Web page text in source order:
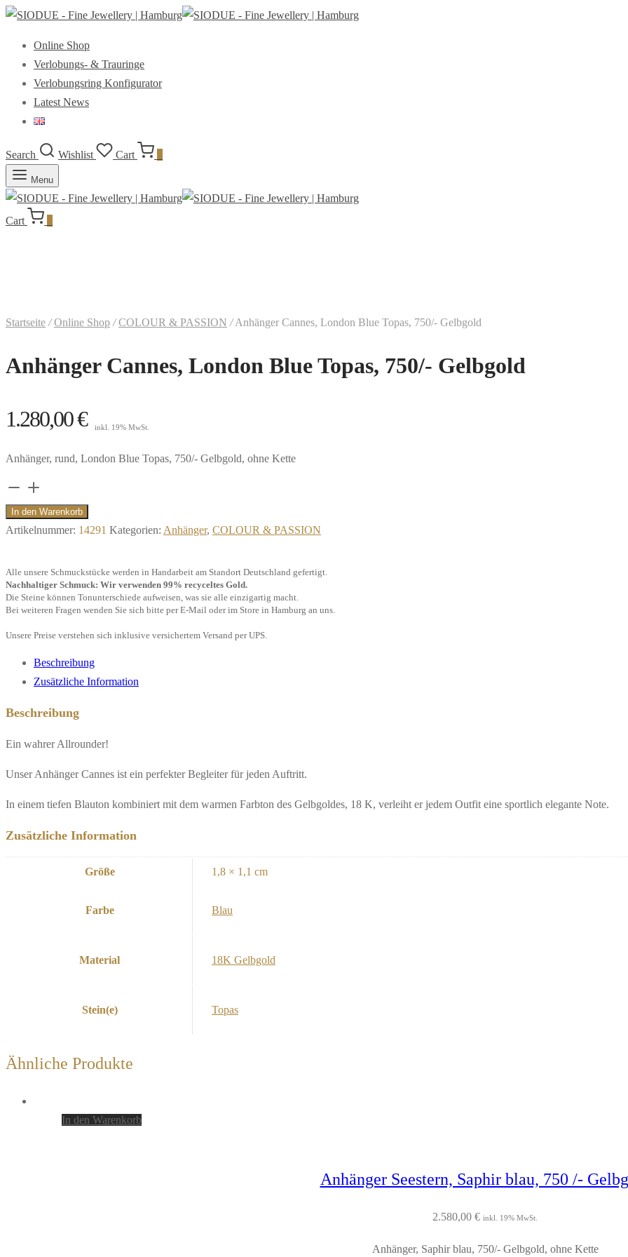
Online Shop
Verlobungs- & Trauringe
Verlobungsring Konfigurator
Latest News
Search Wishlist Cart
Menu
Cart
Startseite / Online Shop / COLOUR & PASSION /Anhänger Cannes, London Blue Topas, 750/- Gelbgold
Anhänger Cannes, London Blue Topas, 750/- Gelbgold
1.280,00€ inkl. 19% MwSt.
Anhänger, rund, London Blue Topas, 750/- Gelbgold, ohne Kette
Anhänger
Cannes,
London
750/-
Gelbgold
In den Warenkorb
Artikelnummer: 14291 Kategorien: Anhänger, COLOUR & PASSION
Alle unsere Schmuckstücke werden in Handarbeit am Standort Deutschland gefertigt.
Nachhaltiger Schmuck: Wir verwenden 99% recyceltes Gold.
Die Steine können Tonunterschiede aufweisen, was sie alle einzigartig macht.
Bei weiteren Fragen wenden Sie sich bitte per E-Mail oder im Store in Hamburg an uns.
Unsere Preise verstehen sich inklusive versichertem Versand per UPS.
Beschreibung
Zusätzliche Information
Beschreibung
Ein wahrer Allrounder!
Unser Anhänger Cannes ist ein perfekter Begleiter für jeden Auftritt.
In einem tiefen Blauton kombiniert mit dem warmen Farbton des Gelbgoldes, 18 K, verleiht er jedem Outfit eine sportlich elegante Note.
Zusätzliche Information
Größe 1,8 × 1,1 cm
Farbe Blau
Material 18K Gelbgold
Stein(e) Topas
Ähnliche Produkte
In den Warenkorb
Anhänger Seestern, Saphir blau, 750 /-
2.580,00 € inkl. 19% MwSt.
Anhänger, Saphir blau, 750/- Gelbgold, ohne Kette